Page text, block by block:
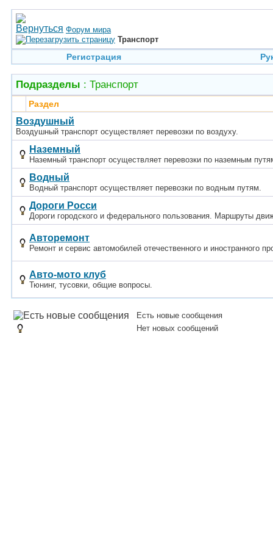
Форум мира
Транспорт
Регистрация
Подразделы : Транспорт
Раздел
Воздушный
Воздушный транспорт осуществляет перевозки по воздуху.
Наземный
Наземный транспорт осуществляет перевозки по наземным
Водный
Водный транспорт осуществляет перевозки по водным путям.
Дороги Росси
Дороги городского и федерального пользования. Маршруты
Авторемонт
Ремонт и сервис автомобилей отечественного и иностранного
Авто-мото клуб
Тюнинг, тусовки, общие вопросы.
Есть новые сообщения
Нет новых сообщений